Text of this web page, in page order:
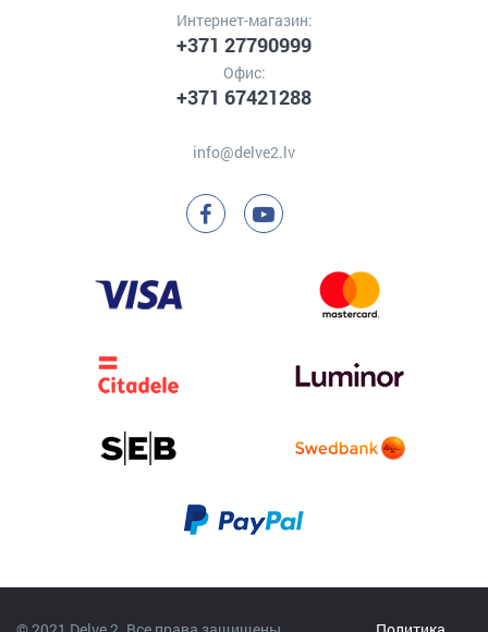
Интернет-магазин:
+371 27790999
Офис:
+371 67421288
info@delve2.lv